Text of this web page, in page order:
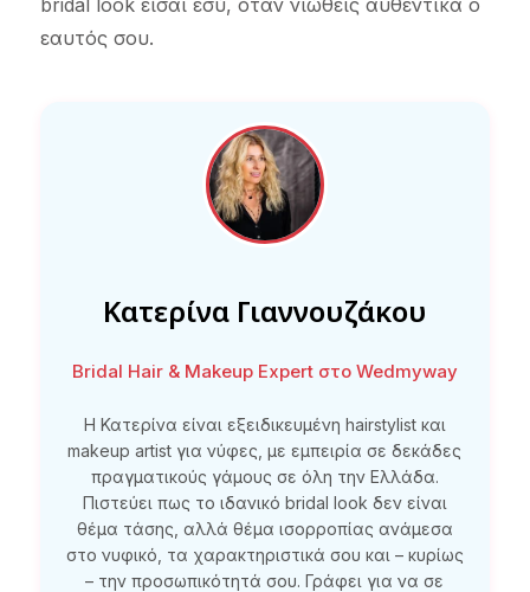
εαυτός σου.
Κατερίνα Γιαννουζάκου
Bridal Hair & Makeup Expert στο Wedmyway
Η Κατερίνα είναι εξειδικευμένη hairstylist και
makeup artist για νύφες, με εμπειρία σε δεκάδες
πραγματικούς γάμους σε όλη την Ελλάδα.
Πιστεύει πως το ιδανικό bridal look δεν είναι
θέμα τάσης, αλλά θέμα ισορροπίας ανάμεσα
στο νυφικό, τα χαρακτηριστικά σου και – κυρίως
– την προσωπικότητά σου. Γράφει για να σε